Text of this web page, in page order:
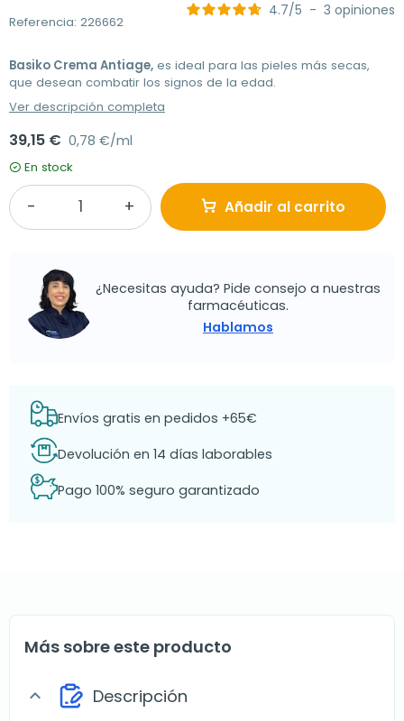
Referencia: 226662
4.7/5 - 3 opiniones
Basiko Crema Antiage, es ideal para las pieles más secas,
que desean combatir los signos de la edad.
Ver descripción completa
39,15 € 0,78 €/ml
En stock
Añadir al carrito
¿Necesitas ayuda? Pide consejo a nuestras
farmacéuticas.
Hablamos
Envíos gratis en pedidos +65€
Devolución en 14 días laborables
Pago 100% seguro garantizado
Más sobre este producto
expand_more Descripción